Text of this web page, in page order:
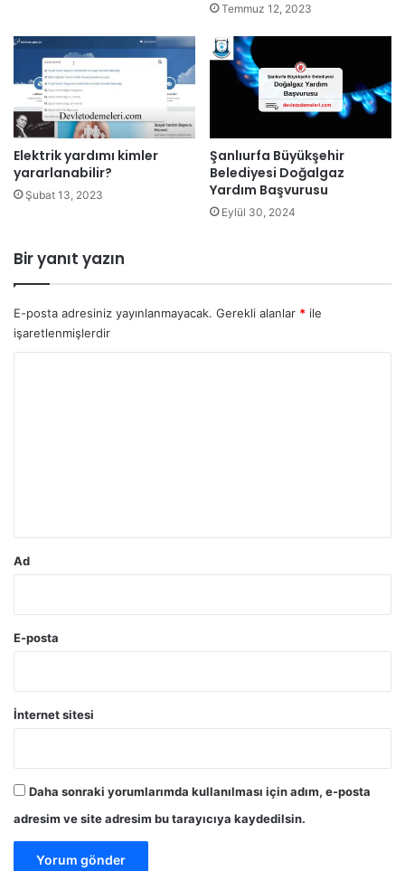
Temmuz 12, 2023
Elektrik yardımı kimler
yararlanabilir?
Şubat 13, 2023
Şanlıurfa Büyükşehir
Belediyesi Doğalgaz
Yardım Başvurusu
Eylül 30, 2024
Bir yanıt yazın
E-posta adresiniz yayınlanmayacak. Gerekli alanlar * ile
işaretlenmişlerdir
Ad
E-posta
İnternet sitesi
Daha sonraki yorumlarımda kullanılması için adım, e-posta
adresim ve site adresim bu tarayıcıya kaydedilsin.